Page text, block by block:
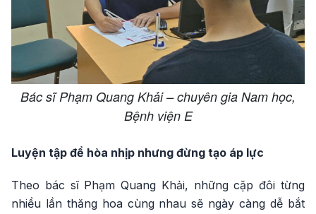
Bác sĩ Phạm Quang Khải – chuyên gia Nam học,
Bệnh viện E
Luyện tập để hòa nhịp nhưng đừng tạo áp lực
Theo bác sĩ Phạm Quang Khải, những cặp đôi từng
nhiều lần thăng hoa cùng nhau sẽ ngày càng dễ bắt